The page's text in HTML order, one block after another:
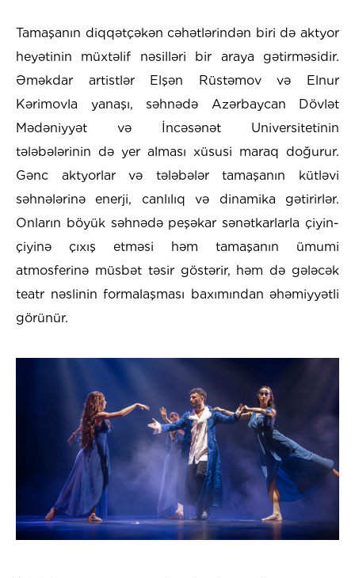
Tamaşanın diqqətçəkən cəhətlərindən biri də aktyor
heyətinin müxtəlif nəsilləri bir araya gətirməsidir.
Əməkdar artistlər Elşən Rüstəmov və Elnur
Kərimovla yanaşı, səhnədə Azərbaycan Dövlət
Mədəniyyət və İncəsənət Universitetinin
tələbələrinin də yer alması xüsusi maraq doğurur.
Gənc aktyorlar və tələbələr tamaşanın kütləvi
səhnələrinə enerji, canlılıq və dinamika gətirirlər.
Onların böyük səhnədə peşəkar sənətkarlarla çiyin-
çiyinə çıxış etməsi həm tamaşanın ümumi
atmosferinə müsbət təsir göstərir, həm də gələcək
teatr nəslinin formalaşması baxımından əhəmiyyətli
görünür.